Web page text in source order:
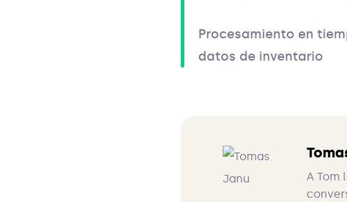
Procesamiento en
datos de inventario
A Tom